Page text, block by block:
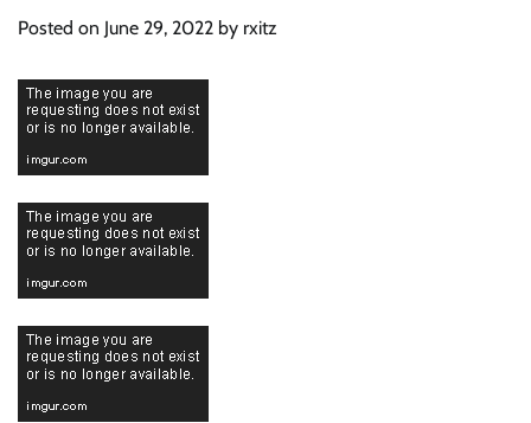
Posted on June 29, 2022 by rxitz